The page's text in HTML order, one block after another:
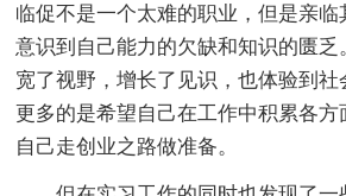
临促不是一个太难的职业，但是亲
意识到自己能力的欠缺和知识的匮乏
宽了视野，增长了见识，也体验到
更多的是希望自己在工作中积累各
自己走创业之路做准备。